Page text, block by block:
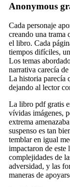
Anonymous
Cada personaje
creando una trama
el libro. Cada
tiempos difíciles,
Los temas
narrativa carecía
La historia parecía
dejando al lector
La libro pdf gratis
vívidas imágenes,
extrema
suspenso es tan
temblar en igual
impactaron de este
complejidades de
adversidad, y las
maneras de